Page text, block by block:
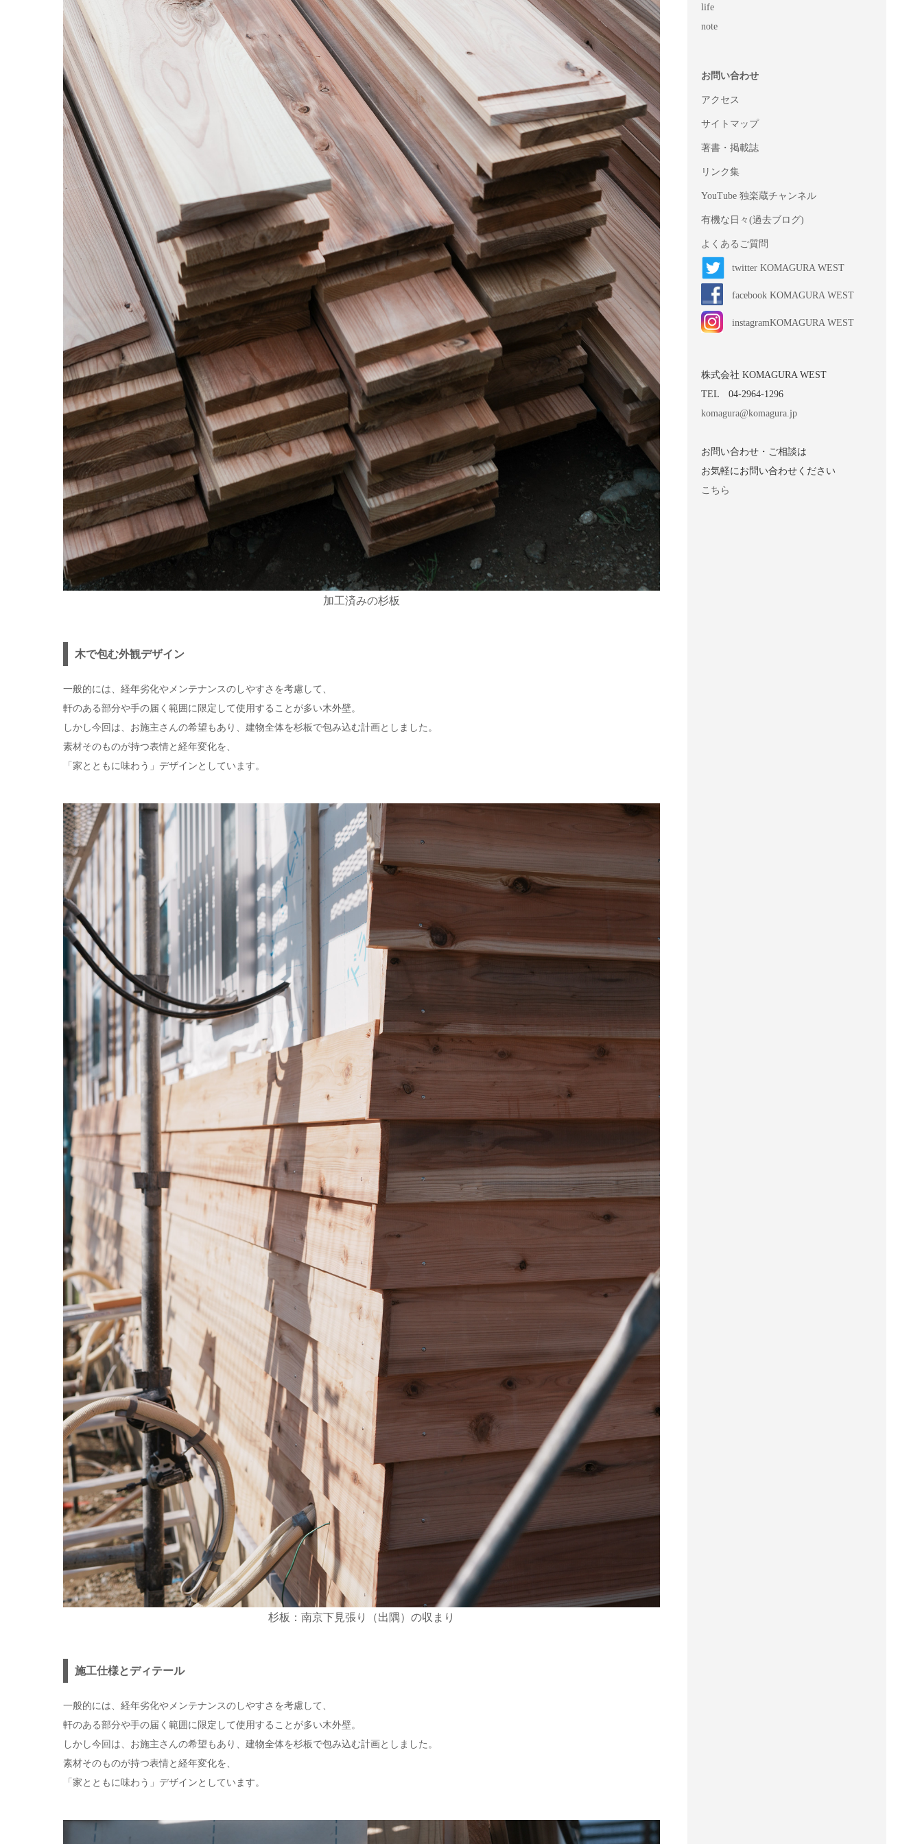
加工済みの杉板
木で包む外観デザイン
一般的には、経年劣化やメンテナンスのしやすさを考慮して、
軒のある部分や手の届く範囲に限定して使用することが多い木外壁。
しかし今回は、お施主さんの希望もあり、建物全体を杉板で包み込む計画としました。
素材そのものが持つ表情と経年変化を、
「家とともに味わう」デザインとしています。
杉板：南京下見張り（出隅）の収まり
施工仕様とディテール
一般的には、経年劣化やメンテナンスのしやすさを考慮して、
軒のある部分や手の届く範囲に限定して使用することが多い木外壁。
しかし今回は、お施主さんの希望もあり、建物全体を杉板で包み込む計画としました。
素材そのものが持つ表情と経年変化を、
「家とともに味わう」デザインとしています。
life
note
お問い合わせ
アクセス
サイトマップ
著書・掲載誌
リンク集
YouTube 独楽蔵チャンネル
有機な日々(過去ブログ)
よくあるご質問
twitter KOMAGURA WEST
facebook KOMAGURA WEST
instagramKOMAGURA WEST
株式会社 KOMAGURA WEST
TEL 04-2964-1296
komagura@komagura.jp
お問い合わせ・ご相談は
お気軽にお問い合わせください
こちら